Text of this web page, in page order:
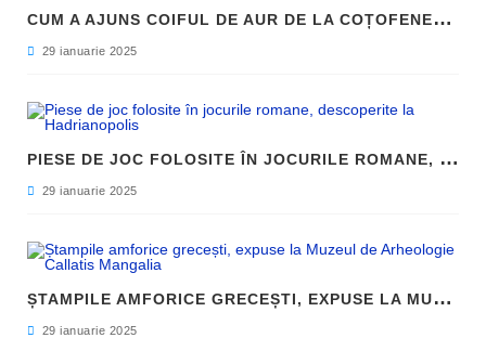
C
UM A AJUNS COIFUL DE AUR DE LA COȚOFENEȘTI ÎN PATRIMONIUL NAȚIONAL
29 ianuarie 2025
P
IESE DE JOC FOLOSITE ÎN JOCURILE ROMANE, DESCOPERITE LA HADRIANOPOLIS
29 ianuarie 2025
Ș
TAMPILE AMFORICE GRECEȘTI, EXPUSE LA MUZEUL DE ARHEOLOGIE CALLATIS MANGALIA
29 ianuarie 2025